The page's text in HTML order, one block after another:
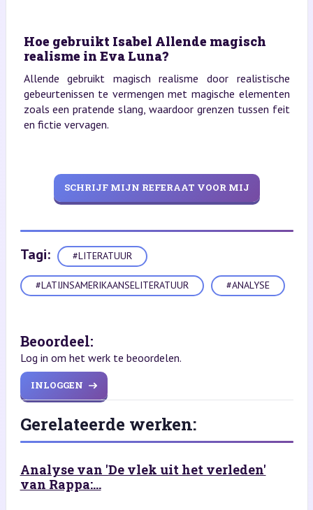
Hoe gebruikt Isabel Allende magisch
realisme in Eva Luna?
Allende gebruikt magisch realisme door realistische
gebeurtenissen te vermengen met magische elementen
zoals een pratende slang, waardoor grenzen tussen feit
en fictie vervagen.
SCHRIJF MIJN REFERAAT VOOR MIJ
Tagi: #LITERATUUR
#LATIJNSAMERIKAANSELITERATUUR #ANALYSE
Beoordeel:
Log in om het werk te beoordelen.
INLOGGEN
Gerelateerde werken:
Analyse van 'De vlek uit het verleden'
van Rappa:...